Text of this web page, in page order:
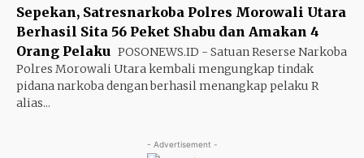
Sepekan, Satresnarkoba Polres Morowali Utara
Berhasil Sita 56 Peket Shabu dan Amakan 4
Orang Pelaku POSONEWS.ID - Satuan Reserse Narkoba
Polres Morowali Utara kembali mengungkap tindak
pidana narkoba dengan berhasil menangkap pelaku R
alias...
- Advertisement -